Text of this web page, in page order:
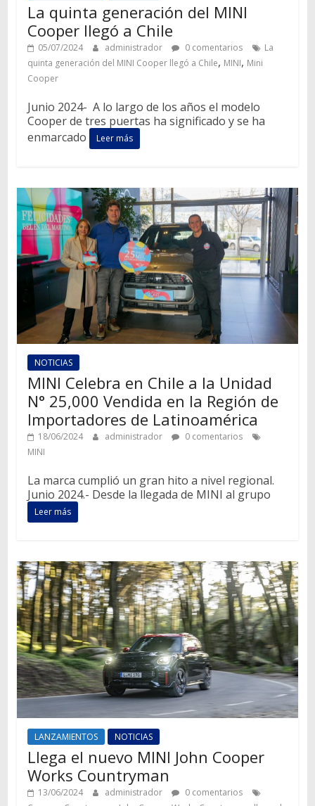
La quinta generación del MINI
Cooper llegó a Chile
05/07/2024 administrador 0 comentarios
La
quinta generación del MINI Cooper llegó a Chile, MINI, Mini
Cooper
Junio 2024- A lo largo de los años el modelo
Cooper de tres puertas ha significado y se ha
enmarcado
Leer más
NOTICIAS
MINI Celebra en Chile a la Unidad
N° 25,000 Vendida en la Región de
Importadores de Latinoamérica
18/06/2024 administrador
0 comentarios
MINI
La marca cumplió un gran hito a nivel regional.
Junio 2024.- Desde la llegada de MINI al grupo
Leer más
LANZAMIENTOS NOTICIAS
Llega el nuevo MINI John Cooper
Works Countryman
13/06/2024 administrador
0 comentarios